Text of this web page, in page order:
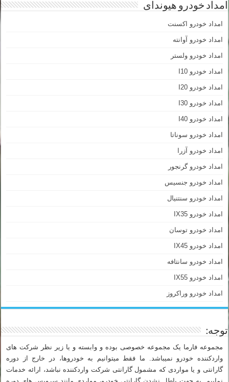
امداد خودرو هیوندای
امداد خودرو اکسنت
امداد خودرو آوانته
امداد خودرو ولستر
امداد خودرو I10
امداد خودرو I20
امداد خودرو I30
امداد خودرو I40
امداد خودرو سوناتا
امداد خودرو آزرا
امداد خودرو گرنجور
امداد خودرو جنسیس
امداد خودرو سنتنیال
امداد خودرو IX35
امداد خودرو توسان
امداد خودرو IX45
امداد خودرو سانتافه
امداد خودرو IX55
امداد خودرو وراکروز
توجه:
مجموعه فارما یک مجموعه خصوصی بوده و وابسته و یا زیر نظر شرکت های
واردکننده خودرو نمیباشد. ما فقط میتوانیم به خودروها، در خارج از دوره
گارانتی و یا مواردی که مشمول گارانتی شرکت واردکننده نباشد، ارائه خدمات